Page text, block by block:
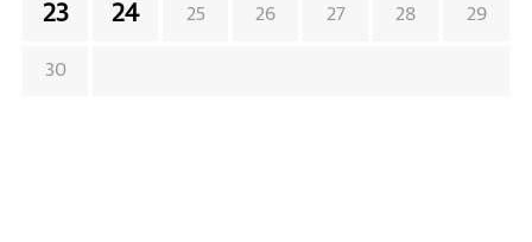
23 24 25 26 27 28 29
30